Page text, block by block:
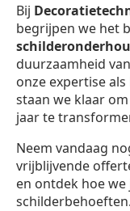
Bij
begrijpen we het
duurzaamheid
onze expertise als
staan we klaar
jaar te
Neem vandaag
vrijblijvende
en ontdek hoe
schilderbehoeften.